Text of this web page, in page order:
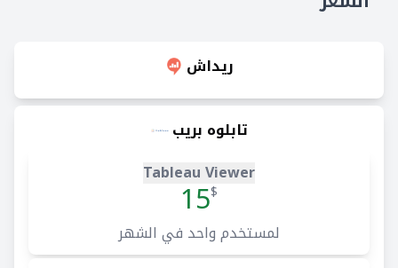
ريداش
تابلوه بريب
Tableau Viewer
$
15
لمستخدم واحد في الشهر